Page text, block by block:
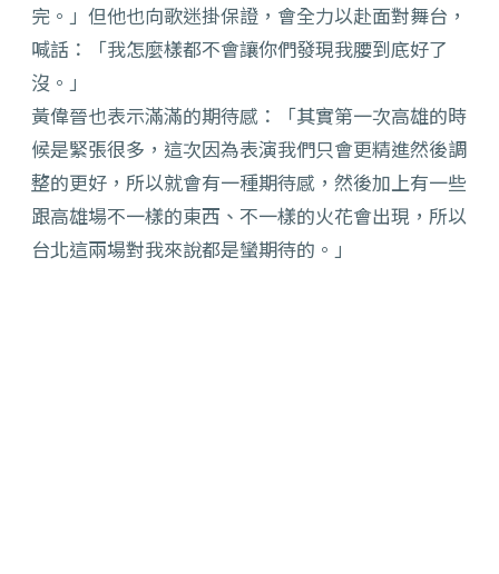
完。」但他也向歌迷掛保證，會全力以赴面對舞台，
喊話：「我怎麼樣都不會讓你們發現我腰到底好了
沒。」
黃偉晉也表示滿滿的期待感：「其實第一次高雄的時
候是緊張很多，這次因為表演我們只會更精進然後調
整的更好，所以就會有一種期待感，然後加上有一些
跟高雄場不一樣的東西、不一樣的火花會出現，所以
台北這兩場對我來說都是蠻期待的。」